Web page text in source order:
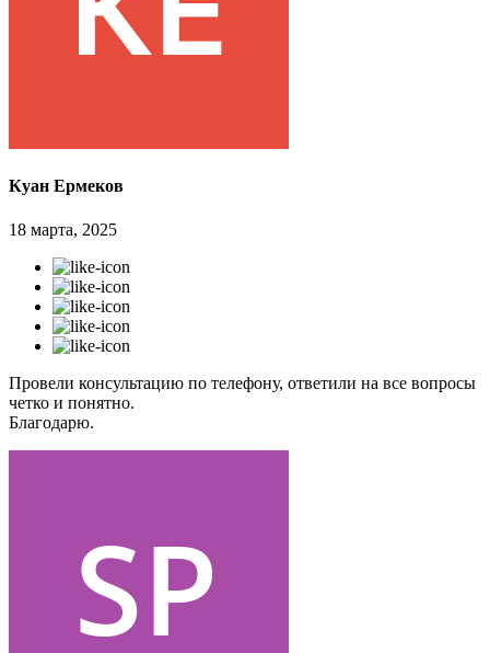
Куан Ермеков
18 марта, 2025
Провели консультацию по телефону, ответили на все вопросы
четко и понятно.
Благодарю.